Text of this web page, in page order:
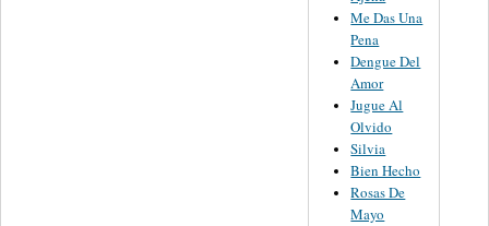
Me Das Una
Pena
Dengue Del
Amor
Jugue Al
Olvido
Silvia
Bien Hecho
Rosas De
Mayo